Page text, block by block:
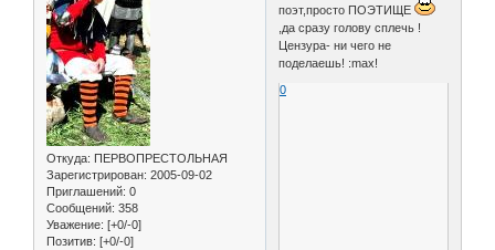
Откуда: ПЕРВОПРЕСТОЛЬНАЯ
Зарегистрирован: 2005-09-02
Приглашений: 0
Сообщений: 358
Уважение: [+0/-0]
Позитив: [+0/-0]
поэт,просто ПОЭТИЩЕ
,да сразу голову сплечь !
Цензура- ни чего не
поделаешь! :max!
0